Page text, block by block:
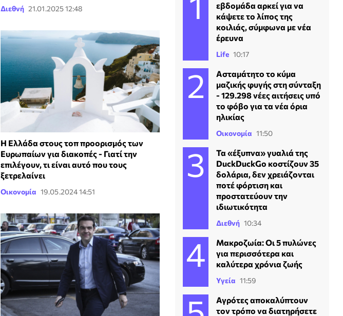
Διεθνή 21.01.2025 12:48
Η Ελλάδα στους τοπ προορισμός των
Ευρωπαίων για διακοπές - Γιατί την
επιλέγουν, τι είναι αυτό που τους
ξετρελαίνει
Οικονομία 19.05.2024 14:51
εβδομάδα αρκεί για να
κάψετε το λίπος της
κοιλιάς, σύμφωνα με νέα
έρευνα
Life 10:17
Ασταμάτητο το κύμα
μαζικής φυγής στη σύνταξη
- 129.298 νέες αιτήσεις υπό
το φόβο για τα νέα όρια
ηλικίας
Οικονομία 11:50
Τα «έξυπνα» γυαλιά της
DuckDuckGo κοστίζουν 35
δολάρια, δεν χρειάζονται
ποτέ φόρτιση και
προστατεύουν την
ιδιωτικότητα
Διεθνή 10:34
Mακροζωία: Οι 5 πυλώνες
για περισσότερα και
καλύτερα χρόνια ζωής
Υγεία 11:59
Αγρότες αποκαλύπτουν
τον τρόπο να διατηρήσετε